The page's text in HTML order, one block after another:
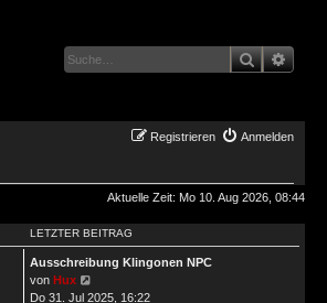
Suche
Anmelden
Registrieren
Aktuelle Zeit: Mo 10. Aug 2026, 08:44
LETZTER BEITRAG
Ausschreibung Klingonen NPC
von Hux
Beitrag
Do 31. Jul 2025, 16:22